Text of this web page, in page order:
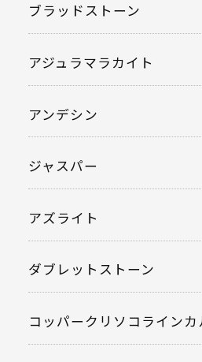
ブラッドストーン
アジュラマラカイト
アンデシン
ジャスパー
アズライト
ダブレットストーン
コッパークリソコラインカ